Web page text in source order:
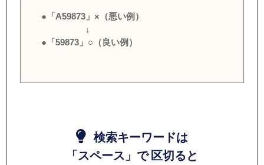
●「A59873」×（悪い例）
↓
●「59873」○（良い例）
検索キーワードは
「スペース」で 区切ると